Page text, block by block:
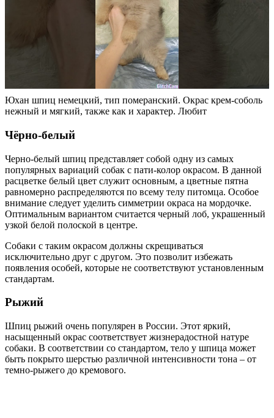
Юхан шпиц немецкий, тип померанский. Окрас крем-соболь
нежный и мягкий, также как и характер. Любит
Чёрно-белый
Черно-белый шпиц представляет собой одну из самых
популярных вариаций собак с пати-колор окрасом. В данной
расцветке белый цвет служит основным, а цветные пятна
равномерно распределяются по всему телу питомца. Особое
внимание следует уделить симметрии окраса на мордочке.
Оптимальным вариантом считается черный лоб, украшенный
узкой белой полоской в центре.
Собаки с таким окрасом должны скрещиваться
исключительно друг с другом. Это позволит избежать
появления особей, которые не соответствуют установленным
стандартам.
Рыжий
Шпиц рыжий очень популярен в России. Этот яркий,
насыщенный окрас соответствует жизнерадостной натуре
собаки. В соответствии со стандартом, тело у шпица может
быть покрыто шерстью различной интенсивности тона – от
темно-рыжего до кремового.